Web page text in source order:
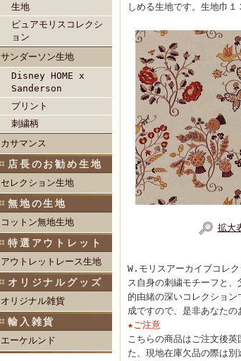
生地
ピュアモリスコレクシ
ョン
サンダーソン生地
Disney HOME x
Sanderson
プリント
刺繍柄
カサマンス
店長のお勧め生地
セレクション生地
無地の生地
コットン無地生地
特選アウトレット
アウトレットレース生地
オリジナルグッズ
オリジナル雑貨
輸入雑貨
エーケルンド
しめる生地です。生地巾
拡大
W.モリスアーカイブコレ
ス自身の刺繍モチーフと
的由緒の深いコレクショ
成ですので、是非あなたの
★ご注意
こちらの商品はご注文後
た、現地在庫欠品の際は別